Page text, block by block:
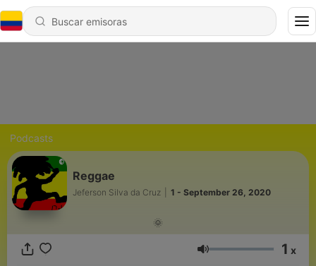
Podcasts
Reggae
Jeferson Silva da Cruz 1 - September 26, 2020
🌞
Volumen 1 x